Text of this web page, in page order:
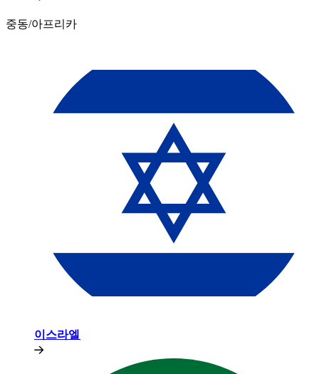
중동/아프리카​​
이스라엘​​